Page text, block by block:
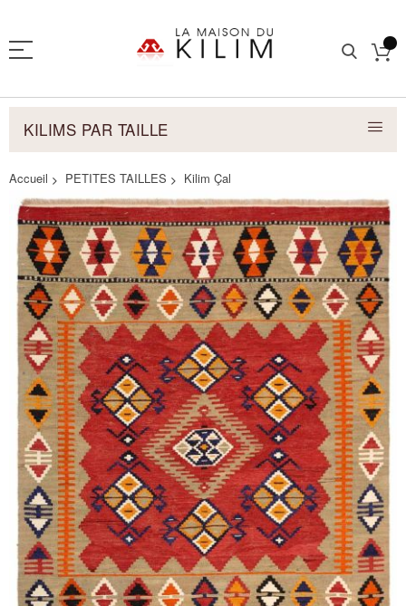
KILIMS PAR TAILLE
Accueil PETITES TAILLES
Kilim Çal
Skip
to
the
end
of
the
images
gallery